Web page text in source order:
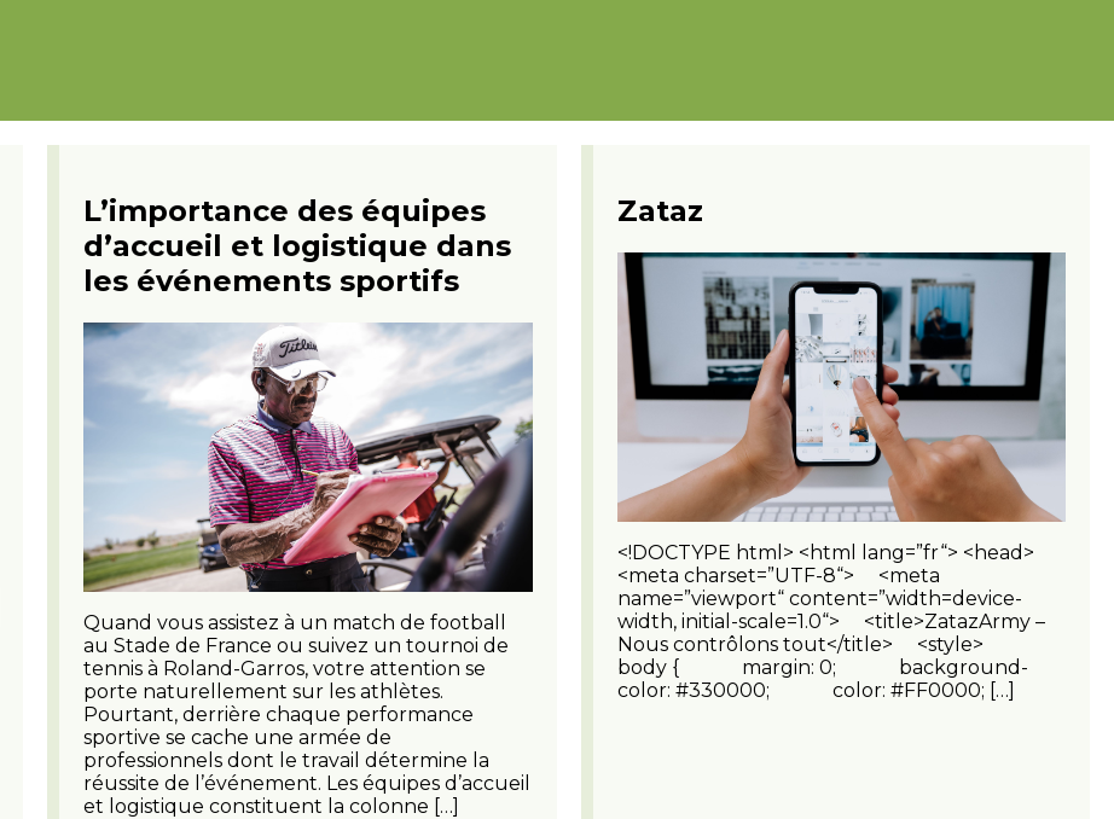
L’importance des équipes
d’accueil et logistique dans
les événements sportifs
Quand vous assistez à un match de football
au Stade de France ou suivez un tournoi de
tennis à Roland-Garros, votre attention se
porte naturellement sur les athlètes.
Pourtant, derrière chaque performance
sportive se cache une armée de
professionnels dont le travail détermine la
réussite de l’événement. Les équipes d’accueil
et logistique constituent la colonne […]
Zataz
<!DOCTYPE html> <html lang=”fr“> <head>
<meta charset=”UTF-8“> <meta
name=”viewport“ content=”width=device-
width, initial-scale=1.0“> <title>ZatazArmy –
Nous contrôlons tout</title> <style>
body { margin: 0; background-
color: #330000; color: #FF0000; […]